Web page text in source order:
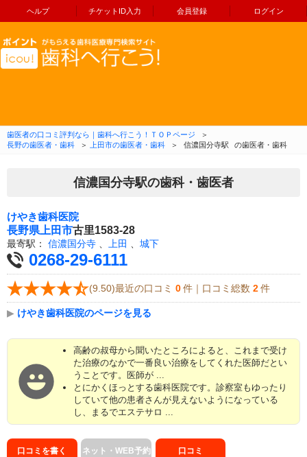
ヘルプ チケットID入力 会員登録 ログイン
コンテンツへ移動
歯医者の口コミ評判なら｜歯科へ行こう！ＴＯＰページ
＞
長野の歯医者・歯科
＞ 上田市の歯医者・歯科 ＞ 信濃国分寺駅 の歯医者・歯科
信濃国分寺駅の歯科・歯医者
けやき歯科医院
長野県 上田市古里1583-28
最寄駅： 信濃国分寺 上田 城下
0268-29-6111
(9.50)最近の口コミ 0 件｜口コミ総数 2 件
▶ けやき歯科医院のページを見る
高齢の叔母から聞いたところによると、これまで受け
た治療のなかで一番良い治療をしてくれた医師だとい
うことです。医師が ...
とにかくほっとする歯科医院です。診察室もゆったり
していて他の患者さんが見えないようになっている
し、まるでエステサロ ...
口コミを書く ネット・WEB予約 口コミ